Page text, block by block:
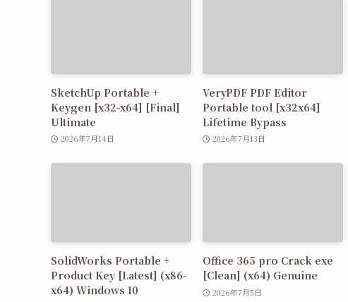
SketchUp Portable +
Keygen [x32-x64] [Final]
Ultimate
2026年7月14日
VeryPDF PDF Editor
Portable tool [x32x64]
Lifetime Bypass
2026年7月13日
SolidWorks Portable +
Product Key [Latest] (x86-
x64) Windows 10
Office 365 pro Crack exe
[Clean] (x64) Genuine
2026年7月5日